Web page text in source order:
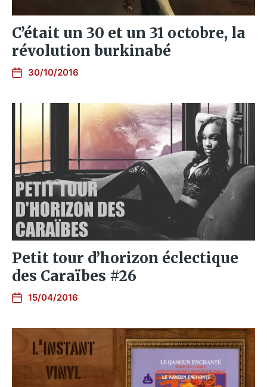
C’était un 30 et un 31 octobre, la
révolution burkinabé
30/10/2016
Petit tour d’horizon éclectique
des Caraïbes #26
15/04/2016